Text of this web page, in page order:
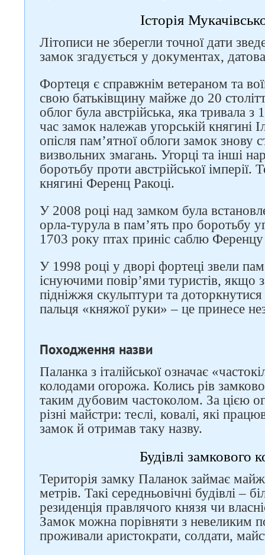
Історія
Літописи не зберегли точної дати
замок згадується у документах,
Фортеця є справжнім ветераном та
свою батьківщину майже до 20
облог була австрійська, яка тривала
час замок належав угорській княгині
опісля пам’ятної облоги замок знову
визвольних змагань. Угорці та інші
боротьбу проти австрійської імперії.
княгині Ференц Ракоці.
У 2008 році над замком була
орла-турула в пам’ять про боротьбу
1703 року птах приніс саблю Ференцу
У 1998 році у дворі фортеці звели
існуючими повір’ями туристів, якщо
підніжжя скульптури та
пальця «княжої руки» – це принесе
Походження назви
Паланка з італійської означає
колодами огорожа. Колись рів
таким дубовим частоколом. За цією
різні майстри: теслі, ковалі, які
замок й отримав таку назву.
Будівлі замкового
Територія замку Паланок займає
метрів. Такі середньовічні будівлі –
резиденція правлячого князя чи
Замок можна порівняти з невеликим
проживали аристократи, солдати,